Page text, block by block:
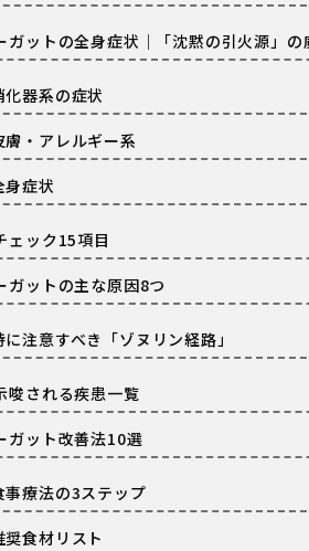
ガットの全身症状｜「沈黙の引火源」の
化器系の症状
膚・アレルギー系
身症状
ェック15項目
ガットの主な原因8つ
に注意すべき「ゾヌリン経路」
唆される疾患一覧
ガット改善法10選
事療法の3ステップ
奨食材リスト